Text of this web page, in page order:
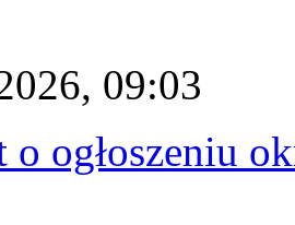
09:03
ogłoszeniu